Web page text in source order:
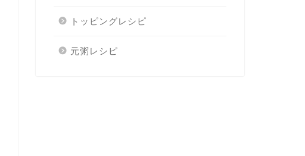
トッピングレシピ
元粥レシピ